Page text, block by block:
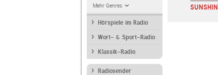
Mehr Genres
Hörspiele im Radio
Wort- & Sport-Radio
Klassik-Radio
Radiosender
Ostseewelle HIT-
RADIO Mecklenbur…
SWR4 Rheinland-
Pfalz